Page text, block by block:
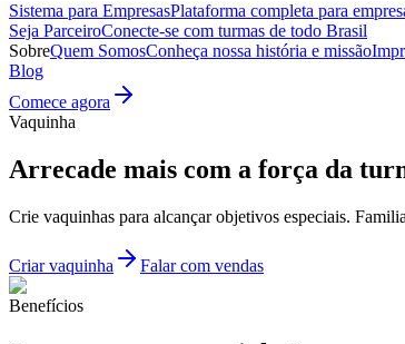
Sistema para EmpresasPlataforma completa para
Seja ParceiroConecte-se com turmas de todo Brasil
SobreQuem SomosConheça nossa história e missão
Blog
Comece agora
Vaquinha
Arrecade mais com a força da
Crie vaquinhas para alcançar objetivos especiais.
Criar vaquinha Falar com vendas
Benefícios